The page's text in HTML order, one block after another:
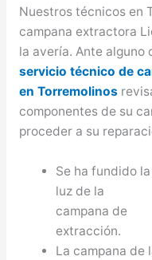
Nuestros técnicos en
campana extractora
la avería. Ante alguno
servicio técnico de
en Torremolinos
componentes de su
proceder a su
Se ha fundido la
luz de la
campana de
extracción.
La campana de